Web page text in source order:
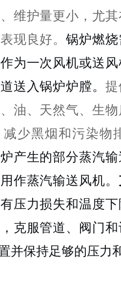
维护量更小，尤
现良好。锅炉燃
为一次风机或送
送入锅炉炉膛。
油、天然气、生
少黑烟和污染物
产生的部分蒸汽
作蒸汽输送风机。
压力损失和温度
克服管道、阀门
并保持足够的压力